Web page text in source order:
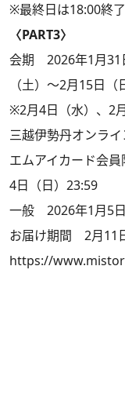
※最終日は18:00終了
〈PART3〉
会期 2026年1月31
（土）～2月15日（
※2月4日（水）、2
三越伊勢丹オンラ
エムアイカード会
4日（日）23:59
一般 2026年1月5
お届け期間 2月11
https://